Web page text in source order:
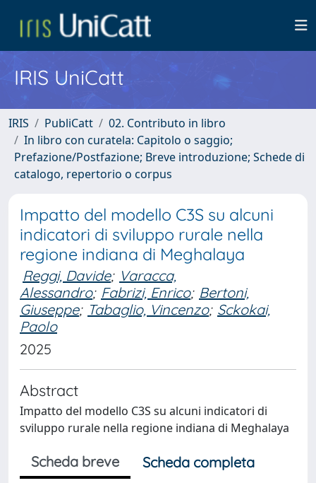
IRIS UniCatt
IRIS PubliCatt
02. Contributo in libro
In libro con curatela: Capitolo o saggio;
Prefazione/Postfazione; Breve introduzione; Schede di
catalogo, repertorio o corpus
Impatto del modello C3S su alcuni
indicatori di sviluppo rurale nella
regione indiana di Meghalaya
Reggi, Davide; Varacca,
Alessandro; Fabrizi, Enrico; Bertoni,
Giuseppe; Tabaglio, Vincenzo; Sckokai,
Paolo
2025
Abstract
Impatto del modello C3S su alcuni indicatori di
sviluppo rurale nella regione indiana di Meghalaya
Scheda breve
Scheda completa